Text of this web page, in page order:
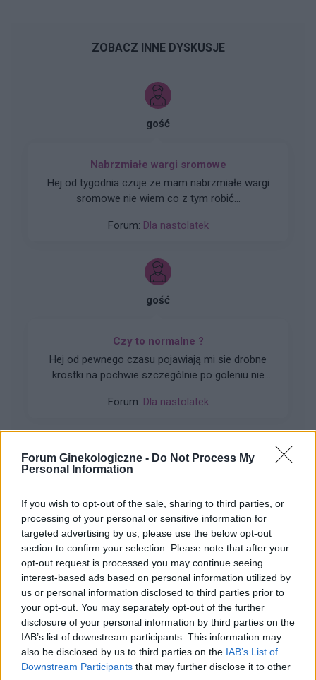
Forum Ginekologiczne - Do Not Process My
Personal Information
If you wish to opt-out of the sale, sharing to third parties, or
processing of your personal or sensitive information for
targeted advertising by us, please use the below opt-out
section to confirm your selection. Please note that after your
opt-out request is processed you may continue seeing
interest-based ads based on personal information utilized by
us or personal information disclosed to third parties prior to
your opt-out. You may separately opt-out of the further
disclosure of your personal information by third parties on the
IAB’s list of downstream participants. This information may
also be disclosed by us to third parties on the IAB’s List of
Downstream Participants that may further disclose it to other
ZOBACZ INNE DYSKUSJE
gość
Nabrzmiałe wargi sromowe
Hej od tygodnia czuje ze mam nabrzmiałe wargi
sromowe nie wiem co z tym robić...
Forum: Dla nastolatek
gość
Czy to normalne ?
Hej od pewnego czasu pojawiają mi sie drobne
krostki na pochwie szczególnie po goleniu nie
Forum: Dla nastolatek
mariusz13
Brak Narządów Płciowych u Dziecka
Dzień Dobry wszystkim szukam pomocy u córki
(18lat) wykryto brak narządów płciowych i
zniekształconą pochwe czy ma ktoś do jakiegoś
plastyka namiary godnego polecenia nie za
miliony Dziękuję
Forum:Ginekologia - forum dla rodziny i
pacjentki
gość